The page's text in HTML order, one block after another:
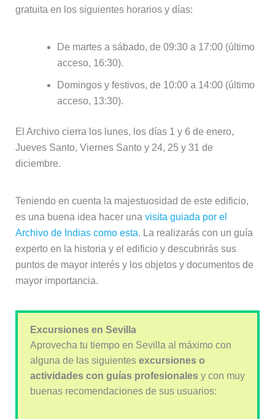
gratuita en los siguientes horarios y días:
De martes a sábado, de 09:30 a 17:00 (último
acceso, 16:30).
Domingos y festivos, de 10:00 a 14:00 (último
acceso, 13:30).
El Archivo cierra los lunes, los días 1 y 6 de enero,
Jueves Santo, Viernes Santo y 24, 25 y 31 de
diciembre.
Teniendo en cuenta la majestuosidad de este edificio,
es una buena idea hacer una visita guiada por el
Archivo de Indias como esta. La realizarás con un guía
experto en la historia y el edificio y descubrirás sus
puntos de mayor interés y los objetos y documentos de
mayor importancia.
Excursiones en Sevilla
Aprovecha tu tiempo en Sevilla al máximo con
alguna de las siguientes excursiones o
actividades con guías profesionalesy con muy
buenas recomendaciones de sus usuarios: